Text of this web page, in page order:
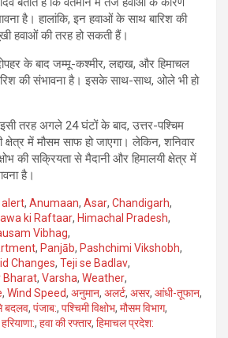
है। हालांकि, इन हवाओं के साथ बारिश की
हवाओं की तरह हो सकती हैं।
के बाद जम्मू-कश्मीर, लद्दाख, और हिमाचल
की संभावना है। इसके साथ-साथ, ओले भी हो
तरह अगले 24 घंटों के बाद, उत्तर-पश्चिम
में मौसम साफ हो जाएगा। लेकिन, शनिवार
की सक्रियता से मैदानी और हिमालयी क्षेत्र में
है।
alert, Anumaan, Asar, Chandigarh,
ki Raftaar, Himachal Pradesh,
Vibhag,
, Panjāb, Pashchimi Vikshobh,
Changes, Teji se Badlav,
Bharat, Varsha, Weather,
, Wind Speed, अनुमान, अलर्ट, असर, आंधी-तूफान,
बदलव, पंजाब:, पश्चिमी विक्षोभ, मौसम विभाग,
हरियाणा:, हवा की रफ्तार, हिमाचल प्रदेश: